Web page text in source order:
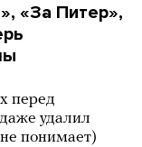
«За Питер»,
перед
удалил
понимает)